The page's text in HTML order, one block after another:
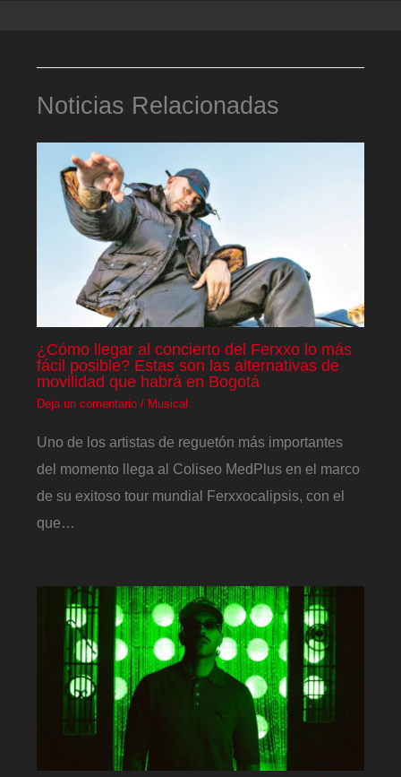
Noticias Relacionadas
¿Cómo llegar al concierto del Ferxxo lo más
fácil posible? Estas son las alternativas de
movilidad que habrá en Bogotá
Deja un comentario / Musical
Uno de los artistas de reguetón más importantes
del momento llega al Coliseo MedPlus en el marco
de su exitoso tour mundial Ferxxocalipsis, con el
que…